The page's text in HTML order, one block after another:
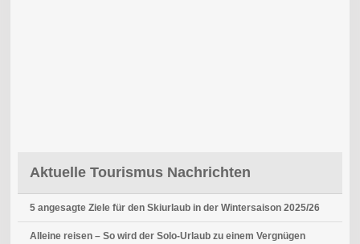
Aktuelle Tourismus Nachrichten
5 angesagte Ziele für den Skiurlaub in der Wintersaison 2025/26
Alleine reisen – So wird der Solo-Urlaub zu einem Vergnügen